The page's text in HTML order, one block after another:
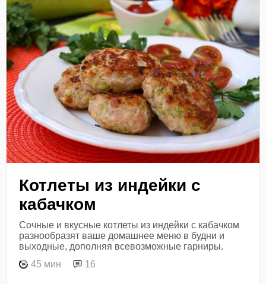
Котлеты из индейки с
кабачком
Сочные и вкусные котлеты из индейки с кабачком
разнообразят ваше домашнее меню в будни и
выходные, дополняя всевозможные гарниры.
45 мин
16